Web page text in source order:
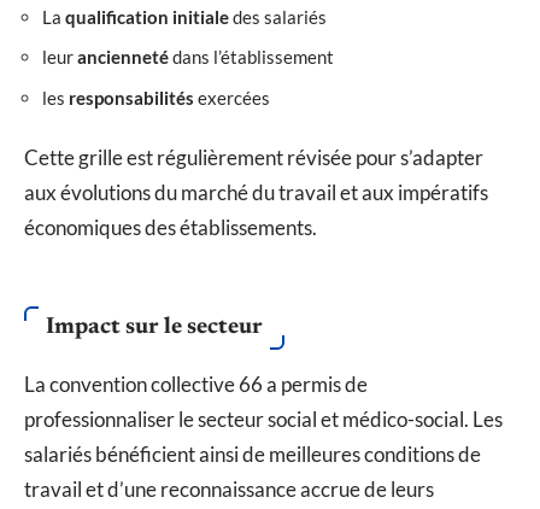
La qualification initialedes salariés
leuranciennetédans l’établissement
les responsabilités exercées
Cette grille est régulièrement révisée pour s’adapter
aux évolutions du marché du travail et aux impératifs
économiques des établissements.
Impact sur le secteur
La convention collective 66 a permis de
professionnaliser le secteur social et médico-social. Les
salariés bénéficient ainsi de meilleures conditions de
travail et d’une reconnaissance accrue de leurs